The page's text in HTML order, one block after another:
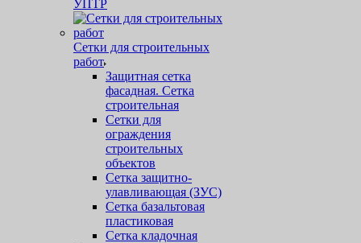
УПТР
Сетки для строительных
работ
Защитная cетка
фасадная. Сетка
строительная
Сетки для
ограждения
строительных
объектов
Сетка защитно-
улавливающая (ЗУС)
Сетка базальтовая
пластиковая
Сетка кладочная